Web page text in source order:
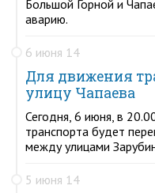
Большой Горной и
аварию.
6 июня 14
Для движения
улицу Чапаева
Сегодня, 6 июня, в
транспорта будет
между улицами
5 июня 14